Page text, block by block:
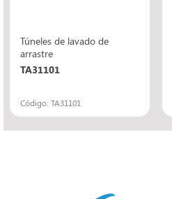
Túneles de lavado de
arrastre
TA31101
Código: TA31101